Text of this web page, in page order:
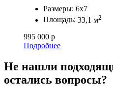
Размеры: 6х7
Площадь: 33,1 м2
995 000 р
Подробнее
Не нашли
остались вопросы?